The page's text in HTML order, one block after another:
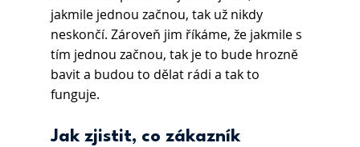
jakmile jednou začnou, tak už nikdy
neskončí. Zároveň jim říkáme, že jakmile s
tím jednou začnou, tak je to bude hrozně
bavit a budou to dělat rádi a tak to
funguje.
Jak zjistit, co zákazník